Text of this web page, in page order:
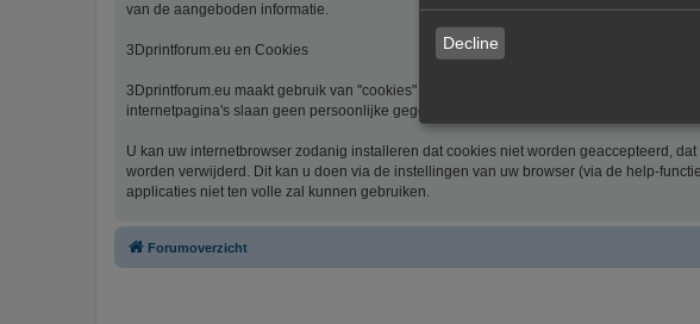
van de aangeboden informatie.
3Dprintforum.eu en Cookies
3Dprintforum.eu maakt gebruik van "cookies" om uw bezoek aan onze website zo
internetpagina's slaan geen persoonlijke gegevens op.
U kan uw internetbrowser zodanig installeren dat cookies niet worden geaccepteerd,
worden verwijderd. Dit kan u doen via de instellingen van uw browser (via de help-
applicaties niet ten volle zal kunnen gebruiken.
Forumoverzicht
Decline